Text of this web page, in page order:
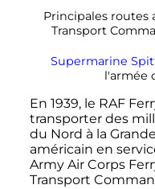
Principales routes
Transport
Supermarine
l'armée
En 1939, le RAF
transporter des
du Nord à la
américain en
Army Air Corps
Transport